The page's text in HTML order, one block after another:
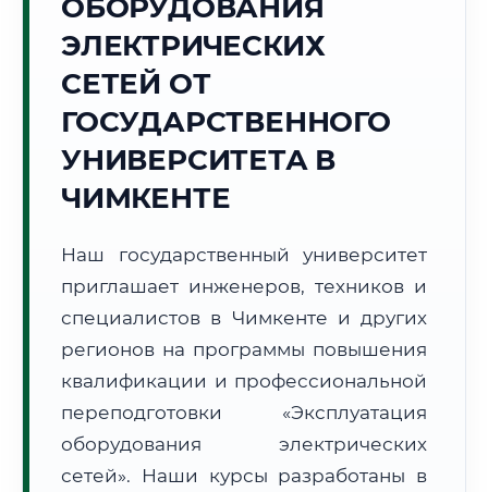
📍 Региональная справка
Субъект:
Тел. код:
Часовой пояс:
Формат учебы:
📜 Документы и аккредитация ФИС ФРДО
ОБОРУДОВАНИЯ
ЭЛЕКТРИЧЕСКИХ
СЕТЕЙ ОТ
ГОСУДАРСТВЕННОГО
УНИВЕРСИТЕТА В
ЧИМКЕНТЕ
Наш государственный университет
приглашает инженеров, техников и
специалистов в Чимкенте и других
регионов на программы повышения
квалификации и профессиональной
переподготовки «Эксплуатация
оборудования электрических
сетей». Наши курсы разработаны в